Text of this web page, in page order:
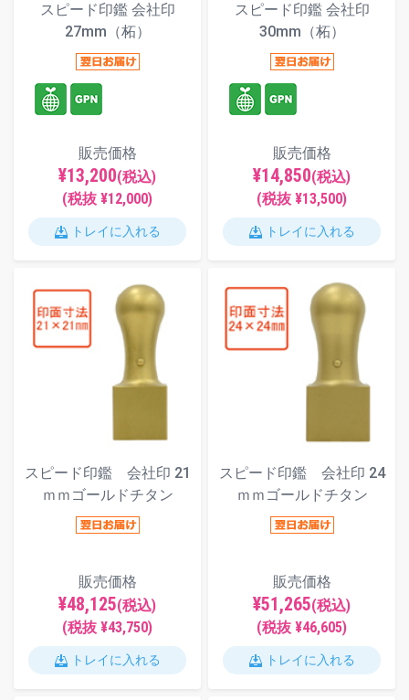
スピード印鑑 会社印
27mm（柘）
販売価格
¥13,200(税込)
(税抜 ¥12,000)
トレイに入れる
スピード印鑑 会社印
30mm（柘）
販売価格
¥14,850(税込)
(税抜 ¥13,500)
トレイに入れる
スピード印鑑 会社印 21
ｍｍゴールドチタン
販売価格
¥48,125(税込)
(税抜 ¥43,750)
トレイに入れる
スピード印鑑 会社印 24
ｍｍゴールドチタン
販売価格
¥51,265(税込)
(税抜 ¥46,605)
トレイに入れる